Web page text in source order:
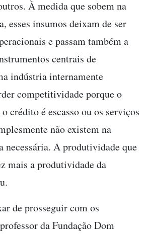
À medida que sobem na
esses insumos deixam de ser
e passam também a
centrais de
indústria internamente
competitividade porque o
crédito é escasso ou os serviços
não existem na
necessária. A produtividade que
mais a produtividade da
de prosseguir com os
da Fundação Dom